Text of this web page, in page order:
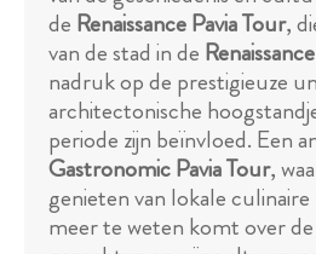
de Renaissance Pavia Tour,
van de stad in de Renaissance
nadruk op de prestigieuze
architectonische
periode zijn beïnvloed. Een
Gastronomic Pavia Tour,
genieten van lokale
meer te weten komt over